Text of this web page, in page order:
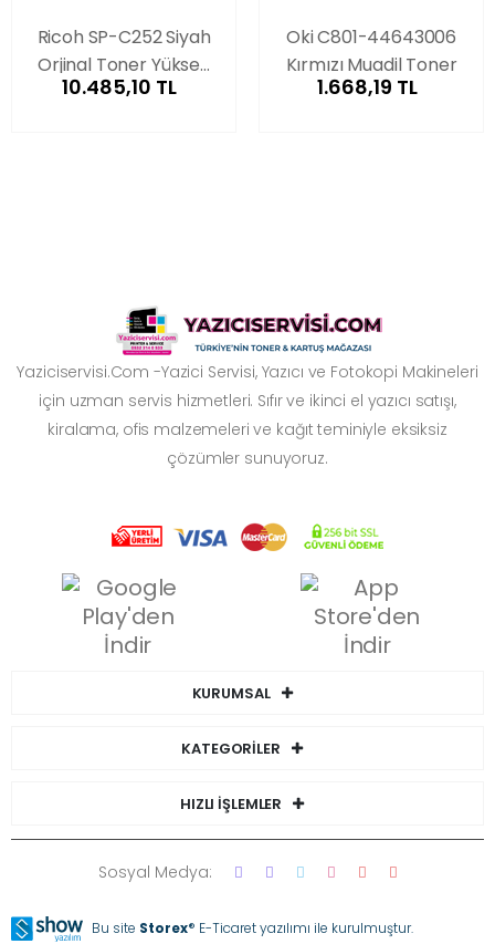
Ricoh SP-C252 Siyah
Orjinal Toner Yüksek
Kapasiteli
10.485,10 TL
Oki C801-44643006
Kırmızı Muadil Toner
1.668,19 TL
Yaziciservisi.Com -Yazici Servisi, Yazıcı ve Fotokopi Makineleri
için uzman servis hizmetleri. Sıfır ve ikinci el yazıcı satışı,
kiralama, ofis malzemeleri ve kağıt teminiyle eksiksiz
çözümler sunuyoruz.
KURUMSAL
KATEGORİLER
HIZLI İŞLEMLER
Bu site Storex® E-Ticaret yazılımı ile kurulmuştur.
Sosyal Medya: